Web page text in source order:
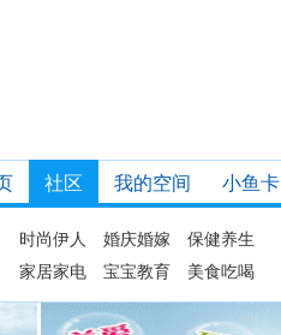
社区 我的空间 小鱼卡
时尚伊人 婚庆婚嫁
保健养生
家居家电
宝宝教育 美食吃喝